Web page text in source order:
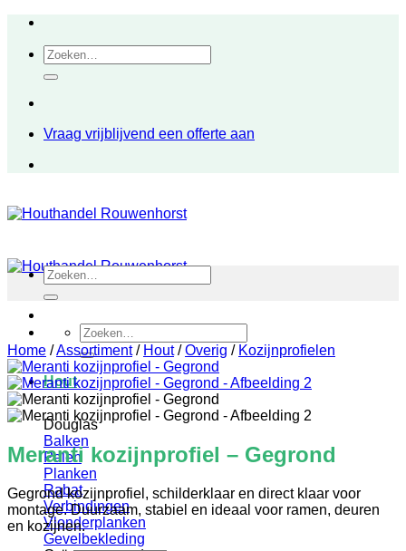
inhoudZoeken
naar:
Vraag vrijblijvend een offerte aan
Zoeken
naar:
Hout
Douglas
Balken
Palen
Planken
Rabat
Verbindingen
Vlonderplanken
Gevelbekleding
Zoeken
naar:
Home /Assortiment / Hout / Overig / Kozijnprofielen
Meranti kozijnprofiel – Gegrond
Gegrond kozijnprofiel, schilderklaar en direct klaar voor
montage. Duurzaam, stabiel en ideaal voor ramen, deuren
en kozijnen.